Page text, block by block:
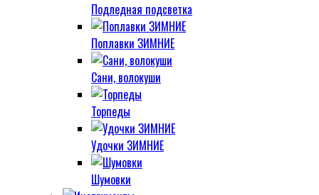
Подледная подсветка
Поплавки ЗИМНИЕ
Сани, волокуши
Торпеды
Удочки ЗИМНИЕ
Шумовки